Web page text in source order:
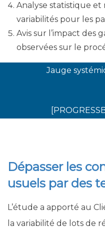
Analyse statistique
variabilités pour les
Avis sur l’impact des
observées sur le
Jauge
Dépasser les
usuels par des
L’étude a apporté au
la variabilité de lots de